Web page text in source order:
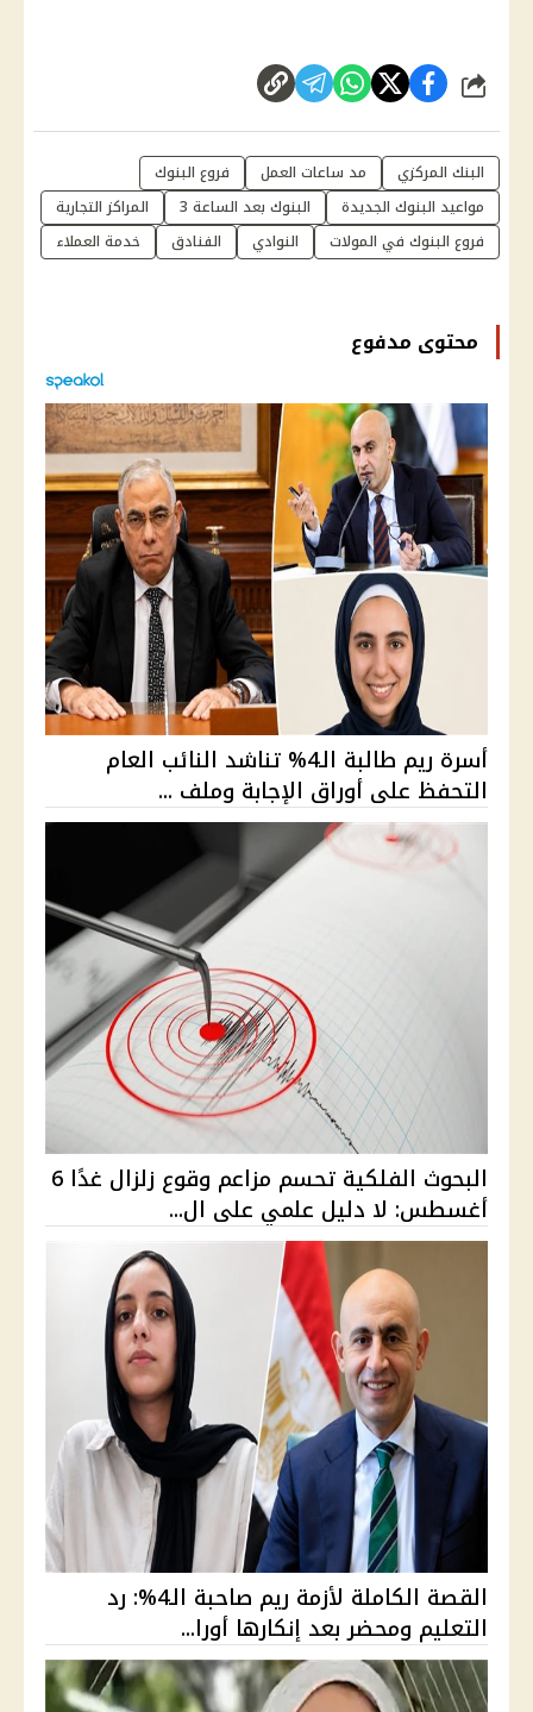
شارك
البنك المركزي مد ساعات العمل
فروع البنوك
مواعيد البنوك الجديدة
البنوك بعد الساعة 3
المراكز التجارية
فروع البنوك في المولات
النوادي الفنادق خدمة العملاء
محتوى مدفوع
أسرة ريم طالبة الـ4% تناشد النائب العام
التحفظ على أوراق الإجابة وملف ...
البحوث الفلكية تحسم مزاعم وقوع زلزال غدًا 6
أغسطس: لا دليل علمي على ال...
القصة الكاملة لأزمة ريم صاحبة الـ4%: رد
التعليم ومحضر بعد إنكارها أورا...